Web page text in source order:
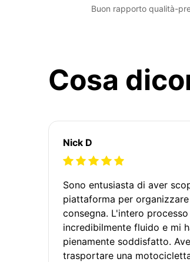
Buon rapporto qualità-
Cosa
Nick D
Sono entusiasta di aver
piattaforma per
consegna. L'intero
incredibilmente fluido e mi
pienamente soddisfatto.
trasportare una